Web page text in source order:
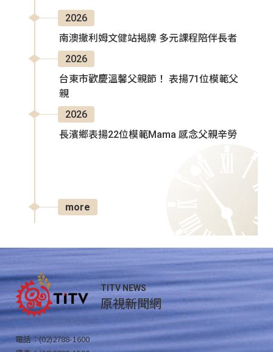
2026
南澳撒利姆文健站揭牌 多元課程陪伴長者
2026
台東市歡慶溫馨父親節！ 表揚71位模範父
親
2026
長濱鄉表揚22位模範Mama 感念父親辛勞
more
TITV NEWS
原視新聞網
電話：(02)2788-1600